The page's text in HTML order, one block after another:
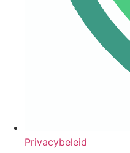
Privacybeleid